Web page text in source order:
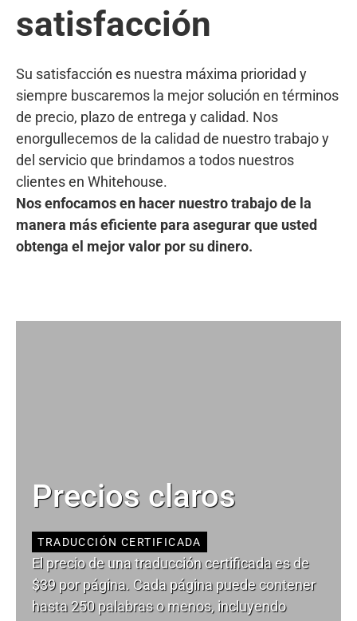
satisfacción
Su satisfacción es nuestra máxima prioridad y
siempre buscaremos la mejor solución en términos
de precio, plazo de entrega y calidad. Nos
enorgullecemos de la calidad de nuestro trabajo y
del servicio que brindamos a todos nuestros
clientes en Whitehouse.
Nos enfocamos en hacer nuestro trabajo de la
manera más eficiente para asegurar que usted
obtenga el mejor valor por su dinero.
Precios claros
TRADUCCIÓN CERTIFICADA
El precio de una traducción certificada es de
$39 por página. Cada página puede contener
hasta 250 palabras o menos, incluyendo